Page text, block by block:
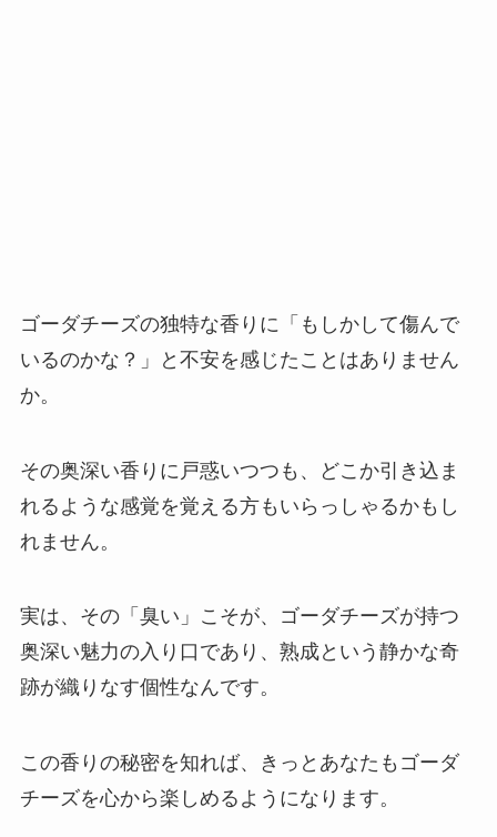
ゴーダチーズの独特な香りに「もしかして傷んで
いるのかな？」と不安を感じたことはありません
か。
その奥深い香りに戸惑いつつも、どこか引き込ま
れるような感覚を覚える方もいらっしゃるかもし
れません。
実は、その「臭い」こそが、ゴーダチーズが持つ
奥深い魅力の入り口であり、熟成という静かな奇
跡が織りなす個性なんです。
この香りの秘密を知れば、きっとあなたもゴーダ
チーズを心から楽しめるようになります。